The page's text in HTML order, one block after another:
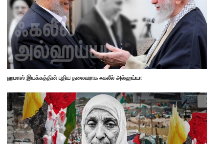
ஹமாஸ் இயக்கத்தின் புதிய தலைவராக ஃகலீல் அல்ஹய்யா